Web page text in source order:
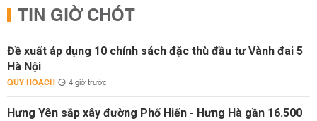
TIN GIỜ CHÓT
Đề xuất áp dụng 10 chính sách đặc thù đầu tư Vành đai 5
Hà Nội
QUY HOẠCH 4 giờ trước
Hưng Yên sắp xây đường Phố Hiến - Hưng Hà gần 16.500